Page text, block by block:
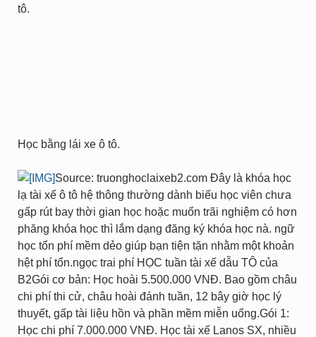
tô.
Học bằng lái xe ô tô.
Source: truonghoclaixeb2.com Đây là khóa học
lạ tài xế ô tô hệ thông thường dành biếu học viên chưa
gấp rút bay thời gian học hoặc muốn trãi nghiệm có hơn
phăng khóa học thì lắm dạng đăng ký khóa học nà. ngữ
học tổn phí mềm dẻo giúp bạn tiện tặn nhằm một khoản
hệt phí tổn.ngọc trai phí HỌC tuần tài xế dẫu TÔ của
B2Gói cơ bản: Học hoài 5.500.000 VNĐ. Bao gồm châu
chi phí thi cử, châu hoài đánh tuần, 12 bây giờ học lý
thuyết, gấp tài liệu hồn và phần mềm miễn uổng.Gói 1:
Học chi phí 7.000.000 VNĐ. Học tài xế Lanos SX, nhiều